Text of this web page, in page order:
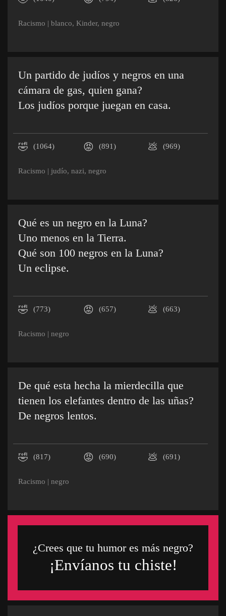
Racismo | blanco, Kinder, negro
Un partido de judíos y negros en una
cámara de gas, quien gana?
Los judíos porque juegan en casa.
🤣 (1064) 😡 (891) 💩 (969)
Racismo | judío, nazi, negro
Qué es un negro en la Luna?
Uno menos en la Tierra.
Qué son 100 negros en la Luna?
Un eclipse.
🤣 (773) 😡 (657) 💩 (663)
Racismo | negro
De qué esta hecha la mierdecilla que
tienen los elefantes dentro de las uñas?
De negros lentos.
🤣 (817) 😡 (690) 💩 (691)
Racismo | negro
¿Crees que tu humor es más negro?
¡Envíanos tu chiste!